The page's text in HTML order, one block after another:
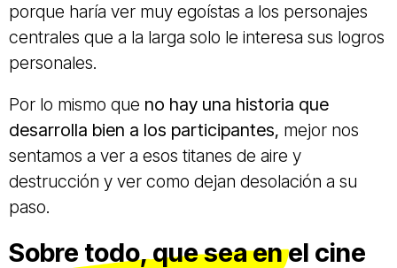
porque haría ver muy egoístas a los personajes
centrales que a la larga solo le interesa sus logros
personales.
Por lo mismo que no hay una historia que
desarrolla bien a los participantes, mejor nos
sentamos a ver a esos titanes de aire y
destrucción y ver como dejan desolación a su
paso.
Sobre todo, que sea en el cine